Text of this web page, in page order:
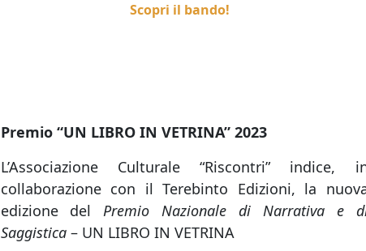
Scopri il bando!
Premio “UN LIBRO IN VETRINA” 2023
L’Associazione Culturale “Riscontri” indice,
collaborazione con il Terebinto Edizioni, la
edizione delPremio Nazionale di Narrativa e
Saggistica– UN LIBRO IN VETRINA